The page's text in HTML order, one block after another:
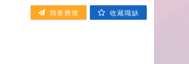
我要應徵 收藏職缺